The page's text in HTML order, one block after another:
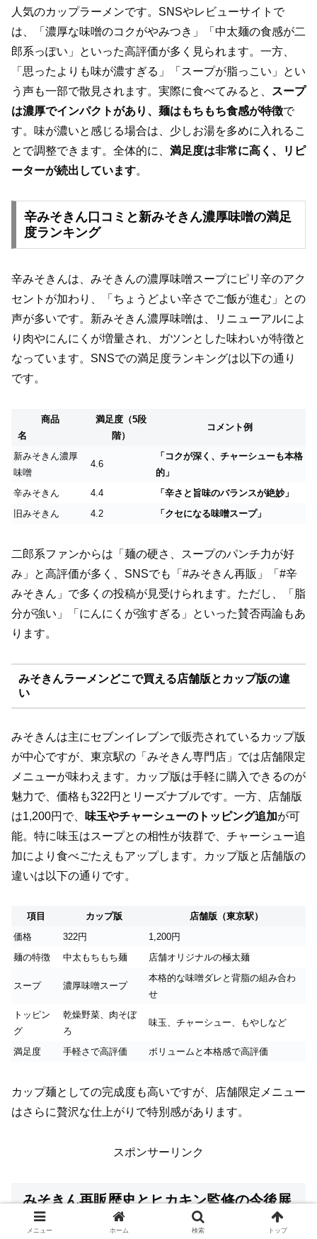
人気のカップラーメンです。SNSやレビューサイトで
は、「濃厚な味噌のコクがやみつき」「中太麺の食感が二
郎系っぽい」といった高評価が多く見られます。一方、
「思ったよりも味が濃すぎる」「スープが脂っこい」とい
う声も一部で散見されます。実際に食べてみると、
スープ
は濃厚でインパクトがあり、麺はもちもち食感が特徴で
す。味が濃いと感じる場合は、少しお湯を多めに入れるこ
とで調整できます。全体的に、 満足度は非常に高く、リピ
ーターが続出しています。
辛みそきん口コミと新みそきん濃厚味噌の満足
度ランキング
辛みそきんは、みそきんの濃厚味噌スープにピリ辛のアク
セントが加わり、「ちょうどよい辛さでご飯が進む」との
声が多いです。新みそきん濃厚味噌は、リニューアルによ
り肉やにんにくが増量され、ガツンとした味わいが特徴と
なっています。SNSでの満足度ランキングは以下の通り
です。
商品
名
満足度（5段
階）
コメント例
新みそきん濃厚
味噌
4.6
「コクが深く、チャーシューも本格
的」
辛みそきん
4.4
「辛さと旨味のバランスが絶妙」
旧みそきん
4.2 「クセになる味噌スープ」
二郎系ファンからは「麺の硬さ、スープのパンチ力が好
み」と高評価が多く、SNSでも「#みそきん再販」「#辛
みそきん」で多くの投稿が見受けられます。ただし、「脂
分が強い」「にんにくが強すぎる」といった賛否両論もあ
ります。
みそきんラーメンどこで買える店舗版とカップ版の違
い
みそきんは主にセブンイレブンで販売されているカップ版
が中心ですが、東京駅の「みそきん専門店」では店舗限定
メニューが味わえます。カップ版は手軽に購入できるのが
魅力で、価格も322円とリーズナブルです。一方、店舗版
は1,200円で、
味玉やチャーシューのトッピング追加が可
能。特に味玉はスープとの相性が抜群で、チャーシュー追
加により食べごたえもアップします。カップ版と店舗版の
違いは以下の通りです。
項目 カップ版
店舗版（東京駅）
価格
322円
1,200円
麺の特徴
中太もちもち麺 店舗オリジナルの極太麺
スープ 濃厚味噌スープ
本格的な味噌ダレと背脂の組み合わ
せ
トッピン
グ
乾燥野菜、肉そぼ
ろ
味玉、チャーシュー、もやしなど
満足度 手軽さで高評価 ボリュームと本格感で高評価
カップ麺としての完成度も高いですが、店舗限定メニュー
はさらに贅沢な仕上がりで特別感があります。
スポンサーリンク
みそきん再販歴史とヒカキン監修の今後展
望・新商品予測
メニュー ホーム 検索 トップ